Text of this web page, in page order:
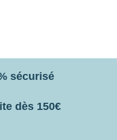
sécurisé
dès 150€